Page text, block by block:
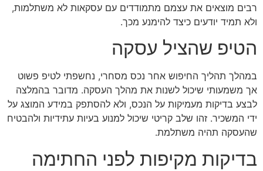
רבים מוצאים את עצמם מתמודדים עם עסקאות לא משתלמות,
ולא תמיד יודעים כיצד להימנע מכך.
הטיפ שהציל עסקה
במהלך תהליך החיפוש אחר נכס מסחרי, נחשפתי לטיפ פשוט
אך משמעותי שיכול לשנות את מהלך העסקה. מדובר בהמלצה
לבצע בדיקות מעמיקות על הנכס, ולא להסתפק במידע המוצג על
ידי המשכיר. זהו שלב קריטי שיכול למנוע בעיות עתידיות ולהבטיח
שהעסקה תהיה משתלמת.
בדיקות מקיפות לפני החתימה